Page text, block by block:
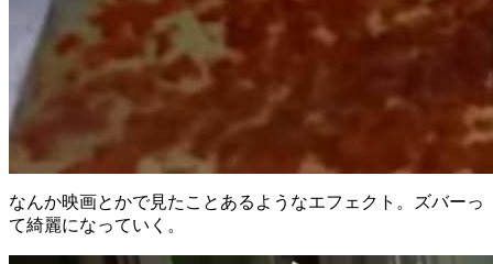
なんか映画とかで見たことあるようなエフェクト。ズバーっ
て綺麗になっていく。